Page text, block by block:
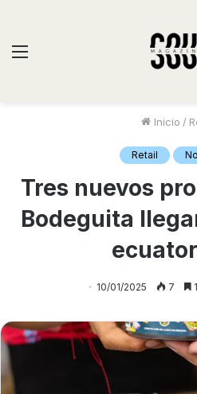
Inicio /
Retail
Tres nuevos
Bodeguita
10/01/2025 7